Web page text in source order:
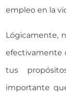
empleo en la
Lógicamente,
efectivamente
tus
importante